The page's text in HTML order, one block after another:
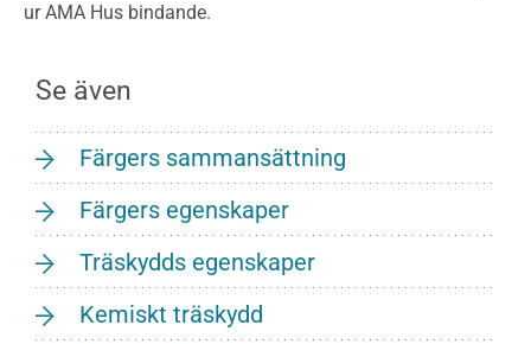
ur AMA Hus bindande.
Se även
Färgers sammansättning
Färgers egenskaper
Träskydds egenskaper
Kemiskt träskydd